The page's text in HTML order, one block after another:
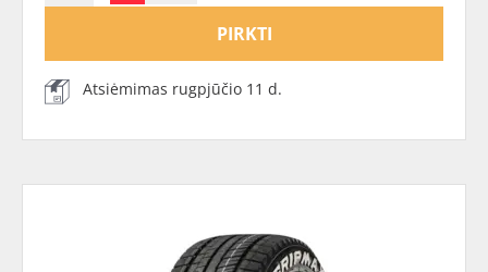
PIRKTI
Atsiėmimas rugpjūčio 11 d.